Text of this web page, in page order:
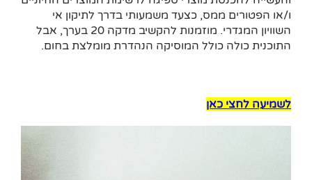
ו/או הפטורים ממס, כצעד משמעותי בדרך לתיקון אי
השוויון המגדרי. מוזמנות להקשיב מדקה 20 בערך, אבל
התוכנית כולה כולל המוסיקה הנהדרת מומלצת בחום.
לשמיעה לחצי כאן